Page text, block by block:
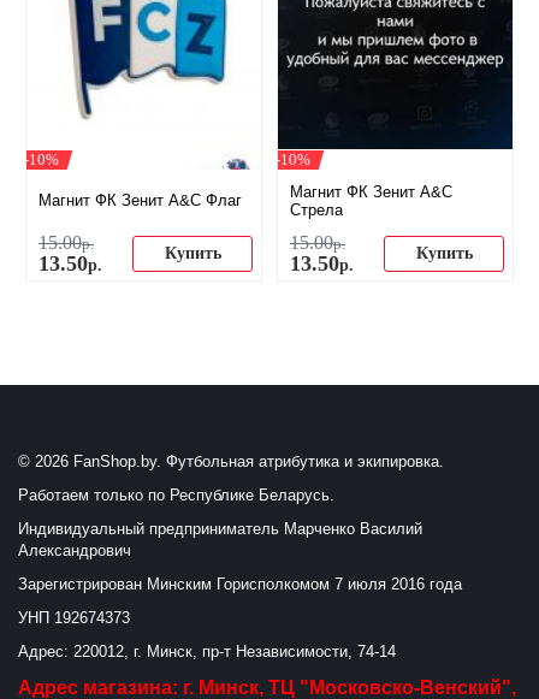
-10%
Магнит ФК Зенит A&C Флаг
15.00р.
13.50р.
Купить
-10%
Магнит ФК Зенит A&C
Стрела
15.00р.
13.50р.
Купить
© 2026 FanShop.by. Футбольная атрибутика и экипировка.
Работаем только по Республике Беларусь.
Индивидуальный предприниматель Марченко Василий
Александрович
Зарегистрирован Минским Горисполкомом 7 июля 2016 года
УНП 192674373
Адрес: 220012, г. Минск, пр-т Независимости, 74-14
Адрес магазина: г. Минск, ТЦ "Московско-Венский",